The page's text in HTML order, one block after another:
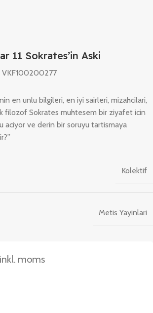
11 Sokrates’in Aski
VKF100200277
en unlu bilgileri, en iyi sairleri, mizahcilari,
filozof Sokrates muhtesem bir ziyafet icin
aciyor ve derin bir soruyu tartismaya
Kolektif
Metis Yayinlari
inkl. moms